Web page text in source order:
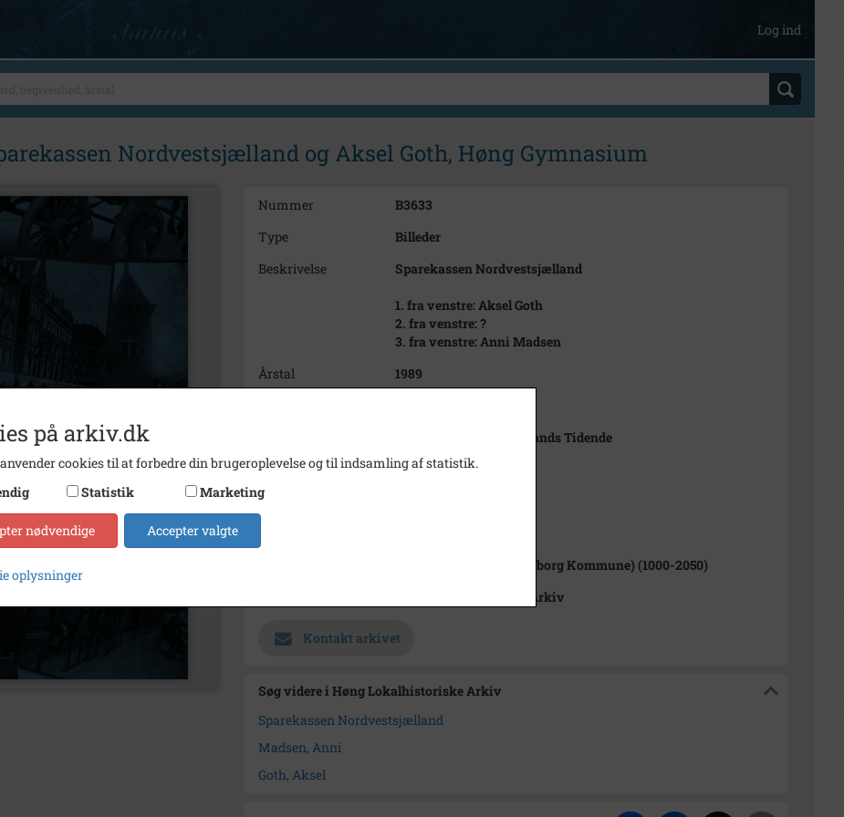
Log ind
Nordvestsjælland og Aksel Goth, Høng Gymnasium
Nummer
B3633
Type
Billeder
Beskrivelse
Sparekassen Nordvestsjælland
1. fra venstre: Aksel Goth
2. fra venstre: ?
3. fra venstre: Anni Madsen
Årstal
1989
Anders Ole Olsen, Sjællands Tidende
Størrelse
16x24
Se på kort
Finderup Sogn (Kalundborg Kommune) (1000-2050)
Høng Lokalhistoriske Arkiv
Kontakt arkivet
Søg videre i Høng Lokalhistoriske Arkiv
Sparekassen Nordvestsjælland
Madsen, Anni
Goth, Aksel
på arkiv.dk
cookies til at forbedre din brugeroplevelse og til indsamling af statistik.
Statistik Marketing
nødvendige Accepter valgte
oplysninger